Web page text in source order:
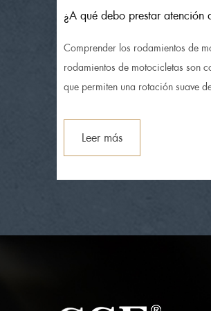
¿A qué debo prestar atención
Comprender los rodamientos de
rodamientos de motocicletas son
que permiten una rotación suave
Leer más